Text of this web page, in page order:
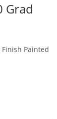
Grad
Finish Painted